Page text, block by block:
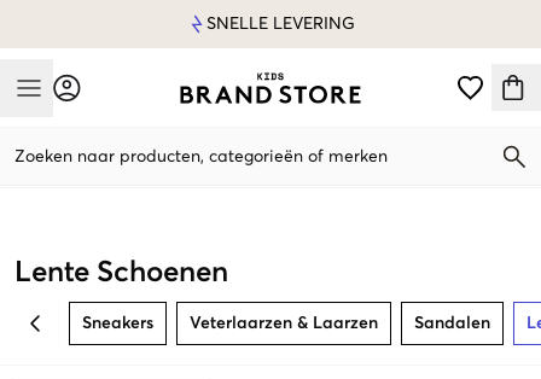
SNELLE LEVERING
Mobile Menu
Zoeken naar producten, categorieën of merken
Lente Schoenen
BACK Sneakers Veterlaarzen & Laarzen Sandalen